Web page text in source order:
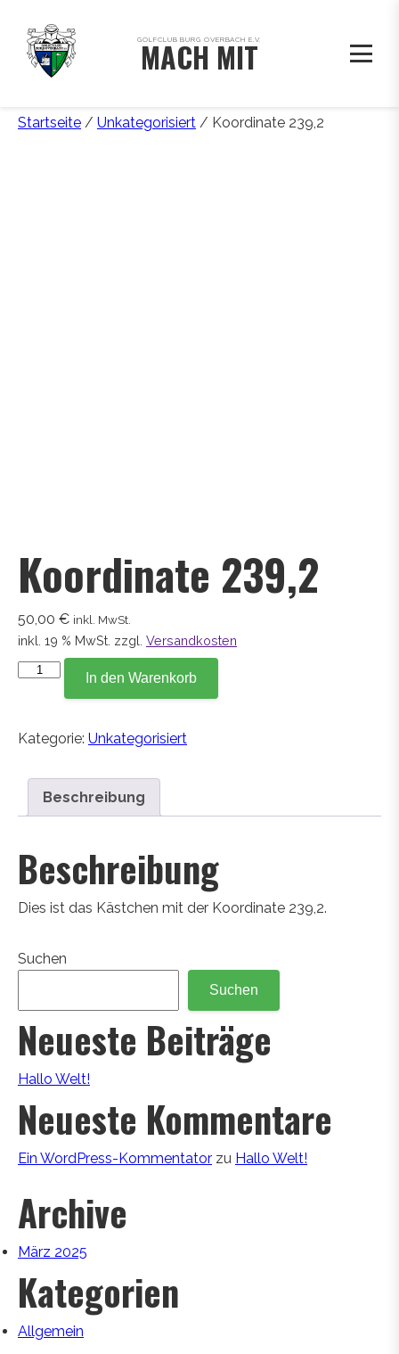
GOLFCLUB BURG OVERBACH E.V.
MACH MIT
Startseite / Unkategorisiert / Koordinate 239,2
Koordinate 239,2
50,00 € inkl. MwSt.
inkl. 19 % MwSt. zzgl. Versandkosten
Koordinate
In den Warenkorb
Kategorie: Unkategorisiert
Beschreibung
Beschreibung
Dies ist das Kästchen mit der Koordinate 239,2.
Suchen
Suchen
Neueste Beiträge
Hallo Welt!
Neueste Kommentare
Ein WordPress-Kommentator zu Hallo Welt!
Archive
März 2025
Kategorien
Allgemein